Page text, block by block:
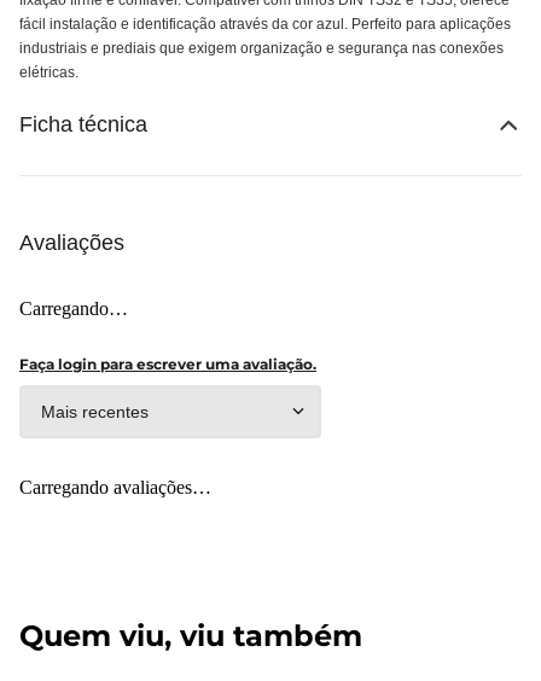
fácil instalação e identificação através da cor azul. Perfeito para aplicações
industriais e prediais que exigem organização e segurança nas conexões
elétricas.
Ficha técnica
Avaliações
Carregando…
Faça login para escrever uma avaliação.
Mais recentes
Carregando avaliações…
Quem viu, viu também